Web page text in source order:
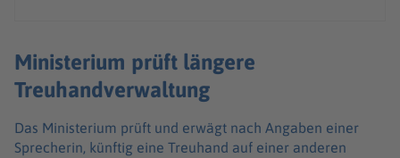
Ministerium prüft längere
Treuhandverwaltung
Das Ministerium prüft und erwägt nach Angaben einer
Sprecherin, künftig eine Treuhand auf einer anderen